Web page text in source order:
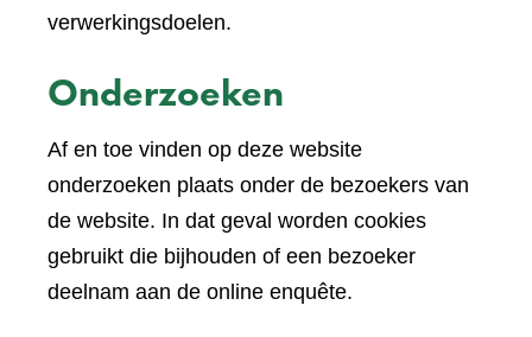
verwerkingsdoelen.
Onderzoeken
Af en toe vinden op deze website
onderzoeken plaats onder de bezoekers van
de website. In dat geval worden cookies
gebruikt die bijhouden of een bezoeker
deelnam aan de online enquête.